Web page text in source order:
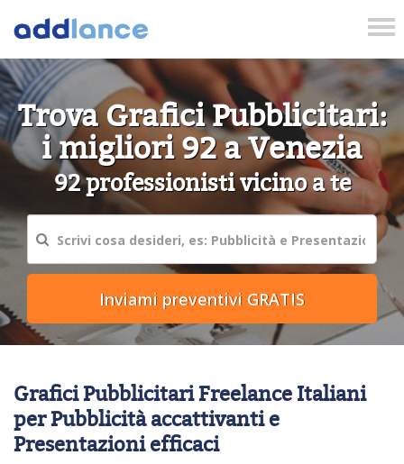
Trova Grafici Pubblicitari:
i migliori 92 a Venezia
92 professionisti vicino a te
Grafici Pubblicitari Freelance Italiani
per Pubblicità accattivanti e
Presentazioni efficaci